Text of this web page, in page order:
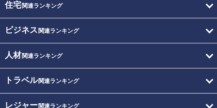
住宅関連ランキング
ビジネス 関連ランキング
人材関連ランキング
トラベル関連ランキング
レジャー関連ランキング